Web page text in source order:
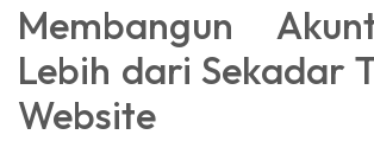
Membangun
Lebih dari Sekadar
Website